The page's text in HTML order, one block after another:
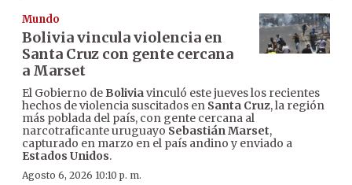
Mundo
Bolivia vincula violencia en
Santa Cruz con gente cercana
a Marset
El Gobierno de Boliviavinculó este jueves los recientes
hechos de violencia suscitados en Santa Cruz, la región
más poblada del país, con gente cercana al
narcotraficante uruguayo Sebastián Marset,
capturado en marzo en el país andino y enviado a
Estados Unidos.
Agosto 6, 2026 10:10 p. m.